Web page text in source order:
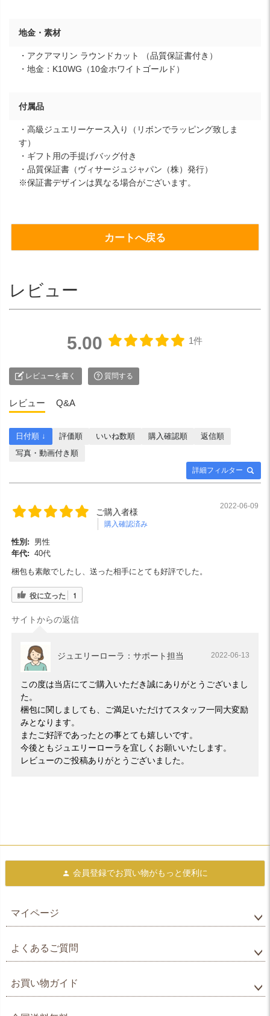
地金・素材
・アクアマリン ラウンドカット （品質保証書付き）
・地金：K10WG（10金ホワイトゴールド）
付属品
・高級ジュエリーケース入り（リボンでラッピング致しま
す）
・ギフト用の手提げバッグ付き
・品質保証書（ヴィサージュジャパン（株）発行）
※保証書デザインは異なる場合がございます。
カートへ戻る
レビュー
5.00 1件
レビューを書く 質問する
レビュー Q&A
詳細フィルター
日付順 ↓ 評価順 いいね数順 購入確認順
返信順
写真・動画付き順
ご購入者様
購入確認済み
2022-06-09
性別:
男性
年代: 40代
梱包も素敵でしたし、送った相手にとても好評でした。
役に立った 1
サイトからの返信
ジュエリーローラ：サポート担当 2022-06-13
この度は当店にてご購入いただき誠にありがとうございまし
た。
梱包に関しましても、ご満足いただけてスタッフ一同大変励
みとなります。
またご好評であったとの事とても嬉しいです。
今後ともジュエリーローラを宜しくお願いいたします。
レビューのご投稿ありがとうございました。
会員登録でお買い物がもっと便利に
マイページ
よくあるご質問
お買い物ガイド